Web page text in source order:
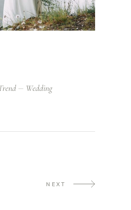
Wedding
NEXT